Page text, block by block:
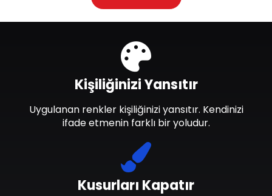
Kusurları Kapatır
Kişiliğinizi Yansıtır
Uygulanan renkler kişiliğinizi yansıtır. Kendinizi
ifade etmenin farklı bir yoludur.